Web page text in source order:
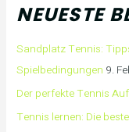
NEUESTE
Sandplatz Tennis:
Spielbedingungen 9.
Der perfekte Tennis
Tennis lernen: Die